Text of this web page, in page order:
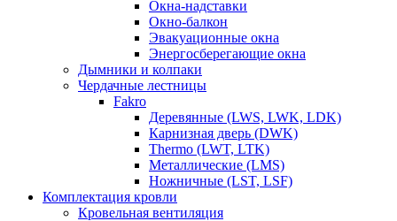
Окна-надставки
Окно-балкон
Эвакуационные окна
Энергосберегающие окна
Дымники и колпаки
Чердачные лестницы
Fakro
Деревянные (LWS, LWK, LDK)
Карнизная дверь (DWK)
Thermo (LWT, LTK)
Металлические (LMS)
Ножничные (LST, LSF)
Комплектация кровли
Кровельная вентиляция